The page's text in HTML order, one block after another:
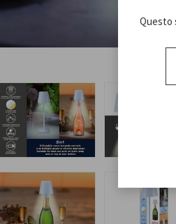
Questo